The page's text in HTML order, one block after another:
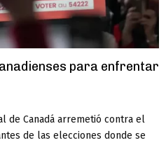
para enfrentar
Canadá arremetió contra el
de las elecciones donde se